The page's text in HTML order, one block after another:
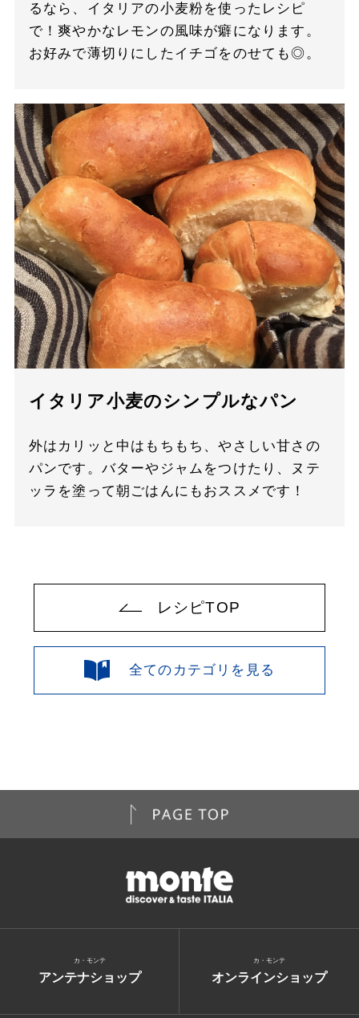
るなら、イタリアの小麦粉を使ったレシピ
で！爽やかなレモンの風味が癖になります。
お好みで薄切りにしたイチゴをのせても◎。
イタリア小麦のシンプルなパン
外はカリッと中はもちもち、やさしい甘さの
パンです。バターやジャムをつけたり、ヌテ
ッラを塗って朝ごはんにもおススメです！
レシピTOP
全てのカテゴリを見る
アンテナショップ
カ・モンテ
オンラインショップ
カ・モンテ